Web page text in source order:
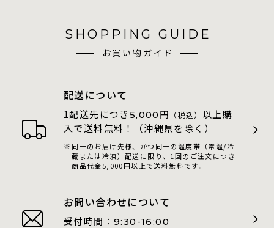
SHOPPING GUIDE
お買い物ガイド
配送について
1配送先につき 5,000 円 （税込） 以上購
入で送料無料！（沖縄県を除く）
同一のお届け先様、かつ同一の温度帯（常温/冷
蔵または冷凍）配送に限り、1回のご注文につき
商品代金5,000円以上で送料無料です。
お問い合わせについて
受付時間： 9:30-16:00